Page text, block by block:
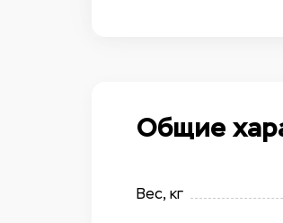
Общие
Вес, кг